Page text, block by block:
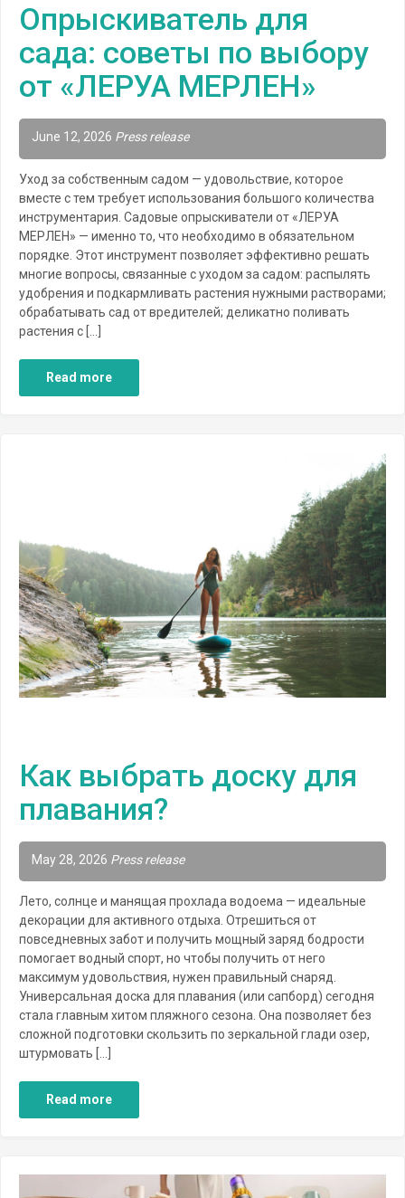
Опрыскиватель для
сада: советы по выбору
от «ЛЕРУА МЕРЛЕН»
June 12, 2026 Press release
Уход за собственным садом — удовольствие, которое
вместе с тем требует использования большого количества
инструментария. Садовые опрыскиватели от «ЛЕРУА
МЕРЛЕН» — именно то, что необходимо в обязательном
порядке. Этот инструмент позволяет эффективно решать
многие вопросы, связанные с уходом за садом: распылять
удобрения и подкармливать растения нужными растворами;
обрабатывать сад от вредителей; деликатно поливать
растения с […]
Read more
Как выбрать доску для
плавания?
May 28, 2026 Press release
Лето, солнце и манящая прохлада водоема — идеальные
декорации для активного отдыха. Отрешиться от
повседневных забот и получить мощный заряд бодрости
помогает водный спорт, но чтобы получить от него
максимум удовольствия, нужен правильный снаряд.
Универсальная доска для плавания (или сапборд) сегодня
стала главным хитом пляжного сезона. Она позволяет без
сложной подготовки скользить по зеркальной глади озер,
штурмовать […]
Read more